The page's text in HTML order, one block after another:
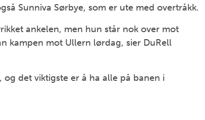
Sunniva Sørbye, som er ute med overtråkk.
ankelen, men hun står nok over mot
kampen mot Ullern lørdag, sier DuRell
det viktigste er å ha alle på banen i